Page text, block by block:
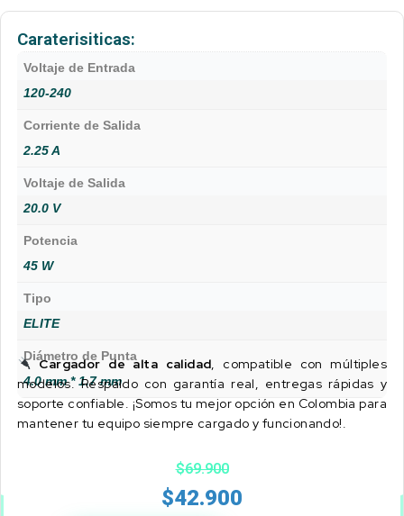
Caraterisiticas:
Voltaje de Entrada
120-240
Corriente de Salida
2.25 A
Voltaje de Salida
20.0 V
Potencia
45 W
Tipo
ELITE
Diámetro de Punta
4.0 mm * 1.7 mm
Cargador de alta calidad, compatible con múltiples
modelos. Respaldo con garantía real, entregas rápidas y
soporte confiable. ¡Somos tu mejor opción en Colombia para
mantener tu equipo siempre cargado y funcionando!.
$69.900
$42.900